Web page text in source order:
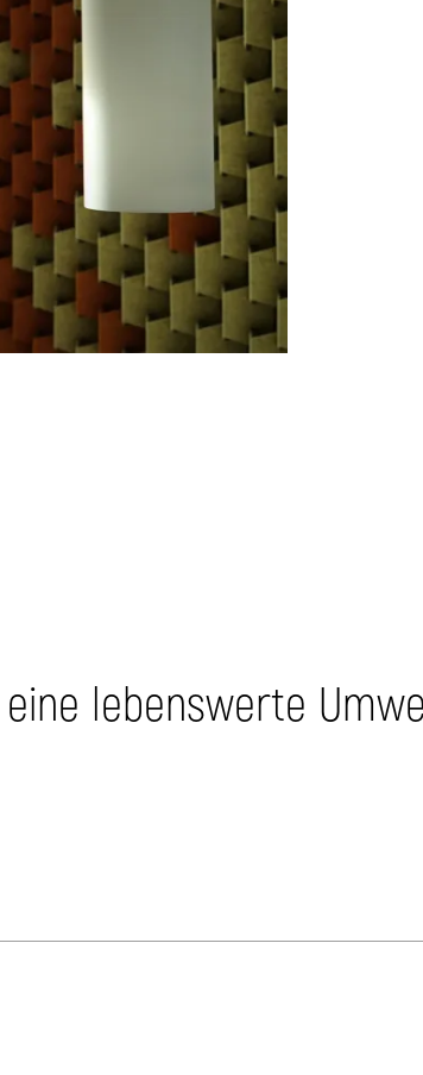
lebenswerte